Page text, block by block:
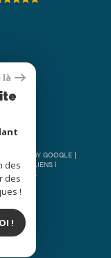
BY GOOGLE |
NOS LIENS
COOKIES
là
des
des
!
!